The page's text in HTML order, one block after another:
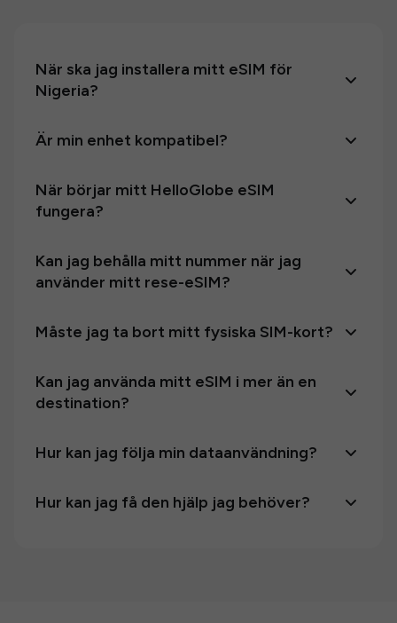
När ska jag installera mitt eSIM för
Nigeria?
Är min enhet kompatibel?
När börjar mitt HelloGlobe eSIM
fungera?
Kan jag behålla mitt nummer när jag
använder mitt rese-eSIM?
Måste jag ta bort mitt fysiska SIM-kort?
Kan jag använda mitt eSIM i mer än en
destination?
Hur kan jag följa min dataanvändning?
Hur kan jag få den hjälp jag behöver?